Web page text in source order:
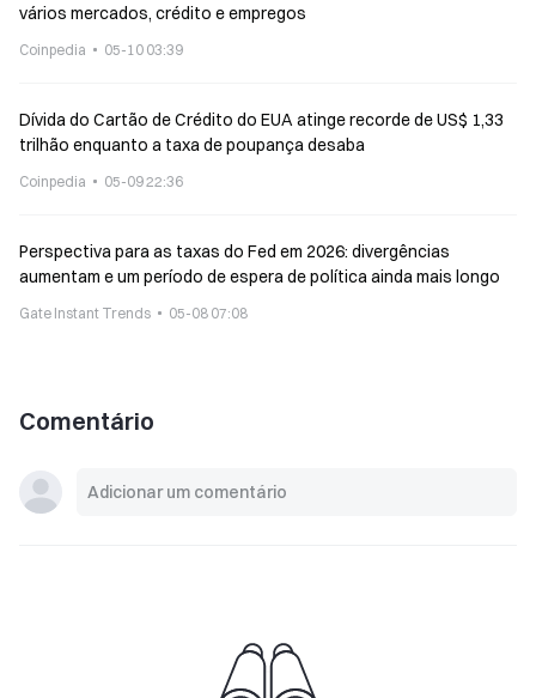
vários mercados, crédito e empregos
Coinpedia 05-10 03:39
Dívida do Cartão de Crédito do EUA atinge recorde de US$ 1,33
trilhão enquanto a taxa de poupança desaba
Coinpedia 05-09 22:36
Perspectiva para as taxas do Fed em 2026: divergências
aumentam e um período de espera de política ainda mais longo
Gate Instant Trends 05-08 07:08
Comentário